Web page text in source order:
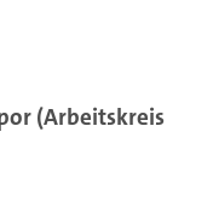
(Arbeitskreis